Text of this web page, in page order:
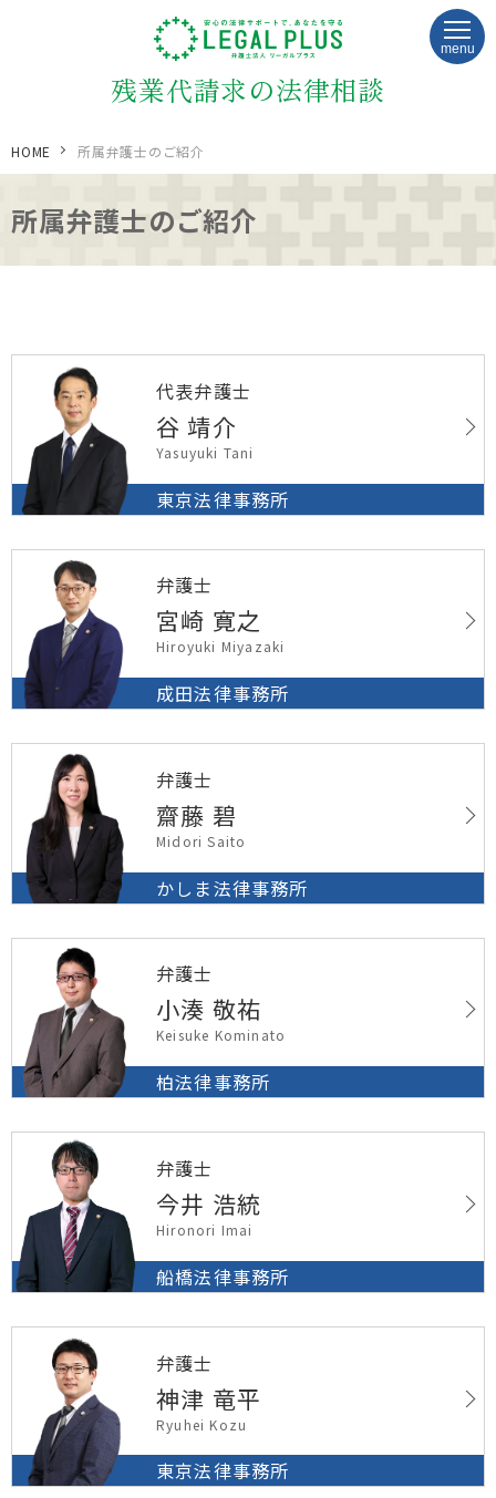
残業代請求の法律相談
menu
HOME 所属弁護士のご紹介
所属弁護士のご紹介
代表弁護士
谷 靖介
Yasuyuki Tani
東京法律事務所
弁護士
宮崎 寛之
Hiroyuki Miyazaki
成田法律事務所
弁護士
齋藤 碧
Midori Saito
かしま法律事務所
弁護士
小湊 敬祐
Keisuke Kominato
柏法律事務所
弁護士
今井 浩統
Hironori Imai
船橋法律事務所
弁護士
神津 竜平
Ryuhei Kozu
東京法律事務所